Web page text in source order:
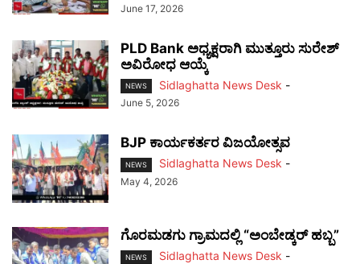
June 17, 2026
PLD Bank ಅಧ್ಯಕ್ಷರಾಗಿ ಮುತ್ತೂರು ಸುರೇಶ್
ಅವಿರೋಧ ಆಯ್ಕೆ
NEWS Sidlaghatta News Desk -
June 5, 2026
BJP ಕಾರ್ಯಕರ್ತರ ವಿಜಯೋತ್ಸವ
NEWS Sidlaghatta News Desk -
May 4, 2026
ಗೊರಮಡಗು ಗ್ರಾಮದಲ್ಲಿ “ಅಂಬೇಡ್ಕರ್ ಹಬ್ಬ”
NEWS Sidlaghatta News Desk -